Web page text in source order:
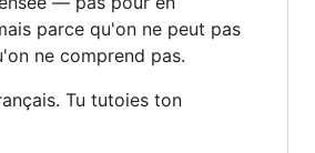
parce qu'on ne peut pas
ne comprend pas.
Tu tutoies ton